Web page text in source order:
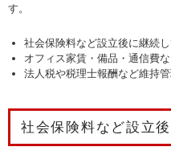
す。
社会保険料など設立後に継続
オフィス家賃・備品・通信費
法人税や税理士報酬など維持
社会保険料など設立